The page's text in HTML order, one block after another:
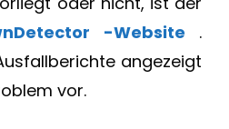
-Website .
angezeigt
vor.